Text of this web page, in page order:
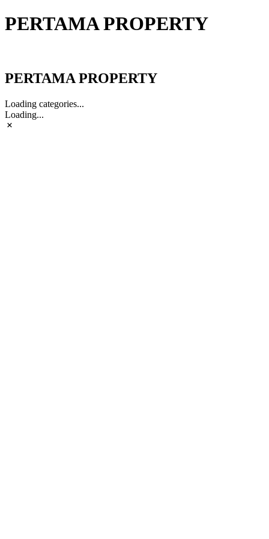
PERTAMA PROPERTY
PERTAMA PROPERTY
Loading categories...
Loading...